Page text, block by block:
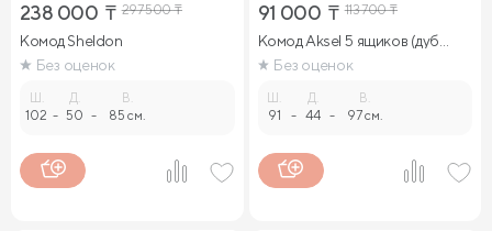
238 000 ₸ 297 500₸
Комод Sheldon
Без оценок
Ш.
102 -
Д.
50 -
В.
85 см.
91 000 ₸ 113 700₸
Комод Aksel 5 ящиков (дуб
сонома)
Без оценок
Ш.
91 -
Д.
44 -
В.
97 см.